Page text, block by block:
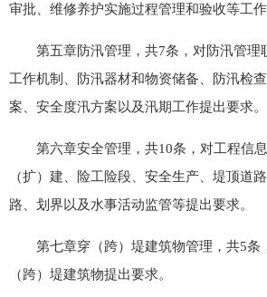
审批、维修养护实施过程管理和验收等工作
第五章防汛管理，共7条，对防汛管理
工作机制、防汛器材和物资储备、防汛检
案、安全度汛方案以及汛期工作提出要求。
第六章安全管理，共10条，对工程信息
（扩）建、险工险段、安全生产、堤顶道
路、划界以及水事活动监管等提出要求。
第七章穿（跨）堤建筑物管理，共5条
（跨）堤建筑物提出要求。